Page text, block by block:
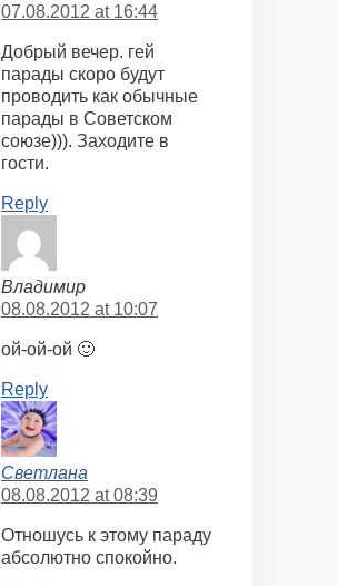
07.08.2012 at 16:44
Добрый вечер. гей
парады скоро будут
проводить как обычные
парады в Советском
союзе))). Заходите в
гости.
Reply
Владимир
08.08.2012 at 10:07
ой-ой-ой 🙂
Reply
Светлана
08.08.2012 at 08:39
Отношусь к этому параду
абсолютно спокойно.